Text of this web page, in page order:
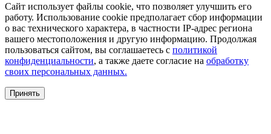
Сайт использует файлы cookie, что позволяет улучшить его
работу. Использование cookie предполагает сбор информации
о вас технического характера, в частности IP-адрес региона
вашего местоположения и другую информацию. Продолжая
пользоваться сайтом, вы соглашаетесь с политикой
конфиденциальности, а также даете согласие на обработку
своих персональных данных.
Принять